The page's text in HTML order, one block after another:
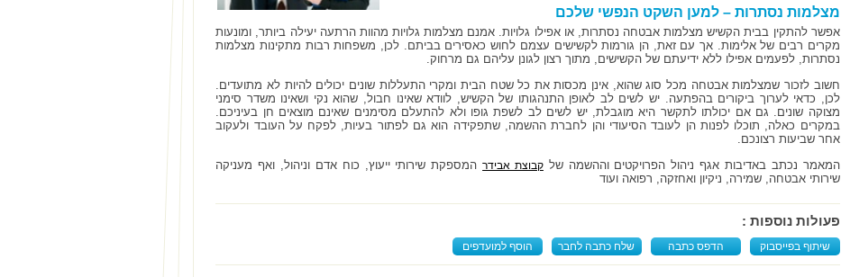
מצלמות נסתרות – למען השקט הנפשי שלכם
אפשר להתקין בבית הקשיש מצלמות אבטחה נסתרות, או אפילו גלויות. אמנם מצלמות גלויות מהוות הרתעה יעילה ביותר, ומונעות
מקרים רבים של אלימות. אך עם זאת, הן גורמות לקשישים עצמם לחוש כאסירים בביתם. לכן, משפחות רבות מתקינות מצלמות
נסתרות, לפעמים אפילו ללא ידיעתם של הקשישים, מתוך רצון לגונן עליהם גם מרחוק.
חשוב לזכור שמצלמות אבטחה מכל סוג שהוא, אינן מכסות את כל שטח הבית ומקרי התעללות שונים יכולים להיות לא מתועדים.
לכן, כדאי לערוך ביקורים בהפתעה. יש לשים לב לאופן התנהגותו של הקשיש, לוודא שאינו חבול, שהוא נקי ושאינו משדר סימני
מצוקה שונים. גם אם יכולתו לתקשר היא מוגבלת, יש לשים לב לשפת גופו ולא להתעלם מסימנים שאינם מוצאים חן בעיניכם.
במקרים כאלה, תוכלו לפנות הן לעובד הסיעודי והן לחברת ההשמה, שתפקידה הוא גם לפתור בעיות, לפקח על העובד ולעקוב
אחר שביעות רצונכם.
המאמר נכתב באדיבות אגף ניהול הפרויקטים וההשמה שלקבוצת אבידרהמספקת שירותי ייעוץ, כוח אדם וניהול, ואף מעניקה
שירותי אבטחה, שמירה, ניקיון ואחזקה, רפואה ועוד
פעולות נוספות :
שיתוף בפייסבוק הדפס כתבה שלח כתבה לחבר הוסף למועדפים